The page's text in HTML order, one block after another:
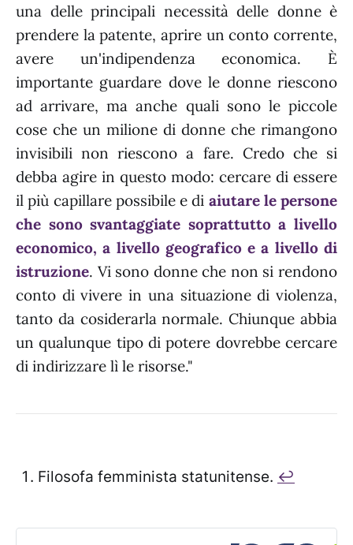
una delle principali necessità delle donne è
prendere la patente, aprire un conto corrente,
avere un'indipendenza economica. È
importante guardare dove le donne riescono
ad arrivare, ma anche quali sono le piccole
cose che un milione di donne che rimangono
invisibili non riescono a fare. Credo che si
debba agire in questo modo: cercare di essere
il più capillare possibile e di aiutare le persone
che sono svantaggiate soprattutto a livello
economico, a livello geografico e a livello di
istruzione. Vi sono donne che non si rendono
conto di vivere in una situazione di violenza,
tanto da cosiderarla normale. Chiunque abbia
un qualunque tipo di potere dovrebbe cercare
di indirizzare lì le risorse."
Filosofa femminista statunitense. ↩︎